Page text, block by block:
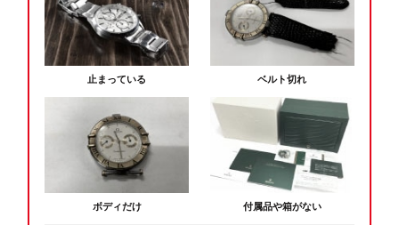
止まっている ベルト切れ
ボディだけ 付属品や箱がない